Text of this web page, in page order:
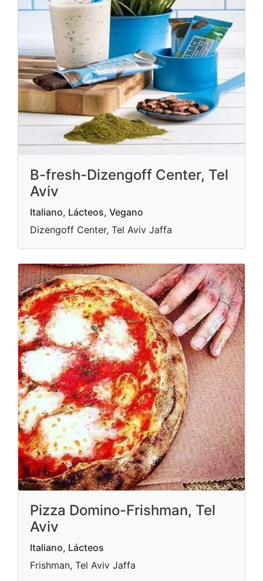
B-fresh-Dizengoff Center, Tel
Aviv
Italiano, Lácteos, Vegano
Dizengoff Center, Tel Aviv Jaffa
Pizza Domino-Frishman, Tel
Aviv
Italiano, Lácteos
Frishman, Tel Aviv Jaffa